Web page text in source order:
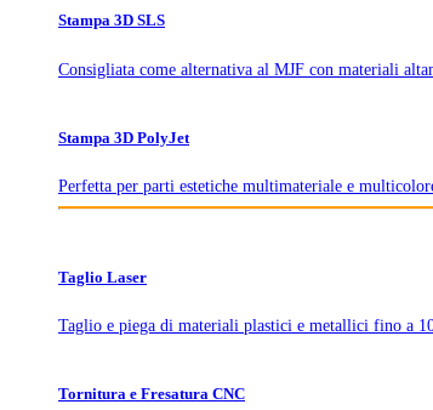
Stampa 3D SLS
Consigliata come alternativa al MJF con materiali
Stampa 3D PolyJet
Perfetta per parti estetiche multimateriale e
Taglio Laser
Taglio e piega di materiali plastici e metallici fino a
Tornitura e Fresatura CNC